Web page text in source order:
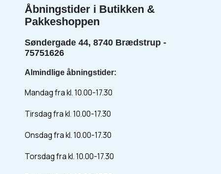
Åbningstider i Butikken &
Pakkeshoppen
Søndergade 44, 8740 Brædstrup -
75751626
Almindlige åbningstider:
Mandag fra kl. 10.00-17.30
Tirsdag fra kl. 10.00-17.30
Onsdag fra kl. 10.00-17.30
Torsdag fra kl. 10.00-17.30